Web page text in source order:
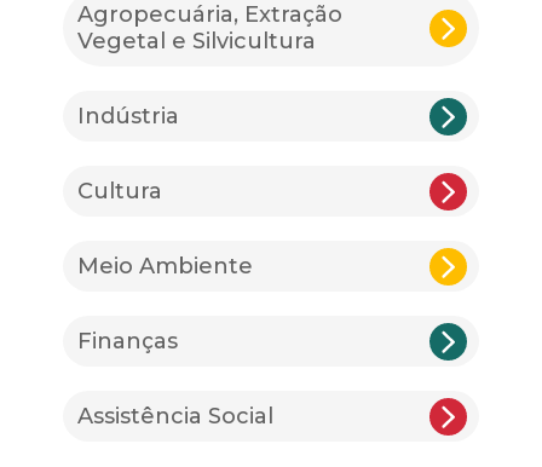
Agropecuária, Extração
Vegetal e Silvicultura
Indústria
Cultura
Meio Ambiente
Finanças
Assistência Social